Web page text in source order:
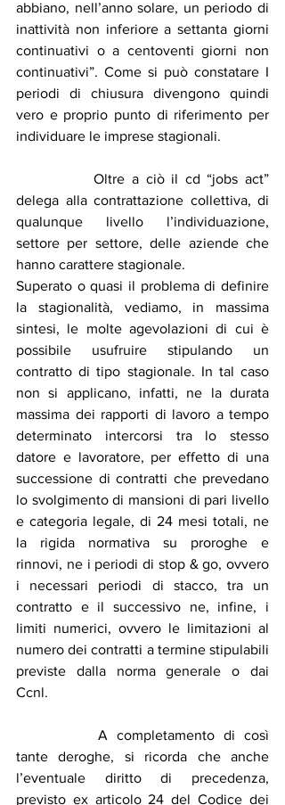
abbiano, nell’anno solare, un periodo di
inattività non inferiore a settanta giorni
continuativi o a centoventi giorni non
continuativi”. Come si può constatare I
periodi di chiusura divengono quindi
vero e proprio punto di riferimento per
individuare le imprese stagionali.
		Oltre a ciò il cd “jobs act”
delega alla contrattazione collettiva, di
qualunque livello l’individuazione,
settore per settore, delle aziende che
hanno carattere stagionale.
Superato o quasi il problema di definire
la stagionalità, vediamo, in massima
sintesi, le molte agevolazioni di cui è
possibile usufruire stipulando un
contratto di tipo stagionale. In tal caso
non si applicano, infatti, ne la durata
massima dei rapporti di lavoro a tempo
determinato intercorsi tra lo stesso
datore e lavoratore, per effetto di una
successione di contratti che prevedano
lo svolgimento di mansioni di pari livello
e categoria legale, di 24 mesi totali, ne
la rigida normativa su proroghe e
rinnovi, ne i periodi di stop & go, ovvero
i necessari periodi di stacco, tra un
contratto e il successivo ne, infine, i
limiti numerici, ovvero le limitazioni al
numero dei contratti a termine stipulabili
previste dalla norma generale o dai
Ccnl.
tante deroghe, si ricorda che anche
l’eventuale diritto di precedenza,
previsto ex articolo 24 del Codice dei